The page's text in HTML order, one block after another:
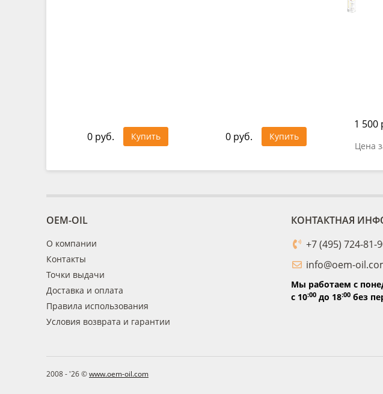
0 руб. Купить 0 руб. Купить
1 500
Цена
OEM-OIL
О компании
Контакты
Точки выдачи
Доставка и оплата
Правила использования
Условия возврата и гарантии
КОНТАКТНАЯ
+7 (495) 724-81-
info@oem-
Мы работаем с
с 10:00до 18:00без
2008 - '26 ©www.oem-oil.com